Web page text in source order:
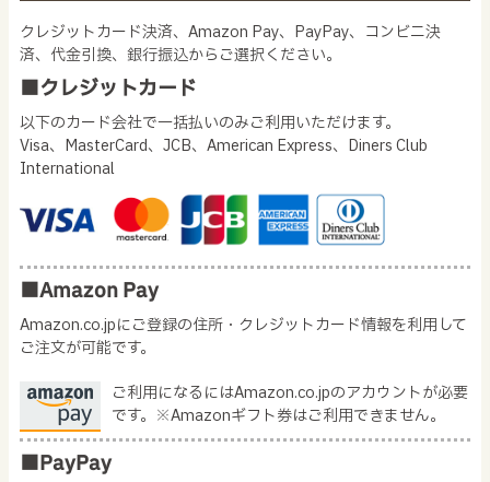
クレジットカード決済、Amazon Pay、PayPay、コンビニ決
済、代金引換、銀行振込からご選択ください。
■クレジットカード
以下のカード会社で一括払いのみご利用いただけます。
Visa、MasterCard、JCB、American Express、Diners Club
International
■Amazon Pay
Amazon.co.jpにご登録の住所・クレジットカード情報を利用して
ご注文が可能です。
ご利用になるにはAmazon.co.jpのアカウントが必要
です。※Amazonギフト券はご利用できません。
■PayPay